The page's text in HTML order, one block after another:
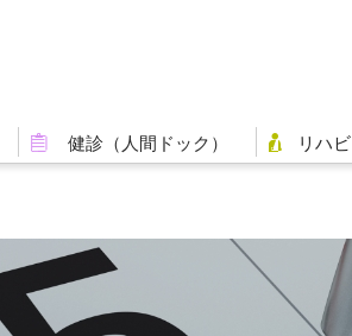
健診（人間ドック） リハ